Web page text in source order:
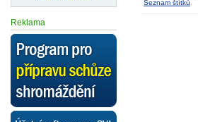
Reklama
Seznam štítků